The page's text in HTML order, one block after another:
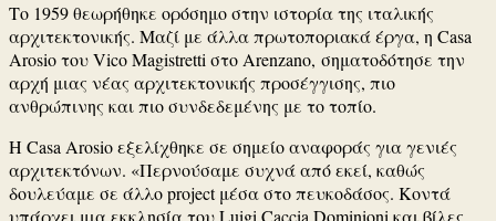
Το 1959 θεωρήθηκε ορόσημο στην ιστορία της ιταλικής
αρχιτεκτονικής. Μαζί με άλλα πρωτοποριακά έργα, η Casa
ArosioτουVico MagistrettiστοArenzano, σηματοδότησε την
αρχή μιας νέας αρχιτεκτονικής προσέγγισης, πιο
ανθρώπινης και πιο συνδεδεμένης με το τοπίο.
Η Casa Arosioεξελίχθηκε σε σημείο αναφοράς για γενιές
αρχιτεκτόνων. «Περνούσαμε συχνά από εκεί, καθώς
δουλεύαμε σε άλλο project μέσα στο πευκοδάσος. Κοντά